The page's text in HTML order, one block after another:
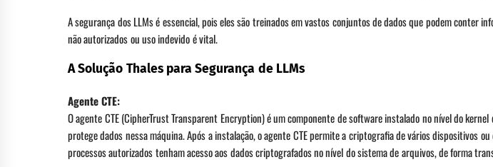
A segurança dos LLMs é essencial, pois eles são treinados em vastos conjuntos de dados que podem conter
não autorizados ou uso indevido é vital.
A Solução Thales para Segurança de LLMs
Agente CTE:
O agente CTE (CipherTrust Transparent Encryption) é um componente de software instalado no nível do
protege dados nessa máquina. Após a instalação, o agente CTE permite a criptografia de vários dispositivos
processos autorizados tenham acesso aos dados criptografados no nível do sistema de arquivos, de forma